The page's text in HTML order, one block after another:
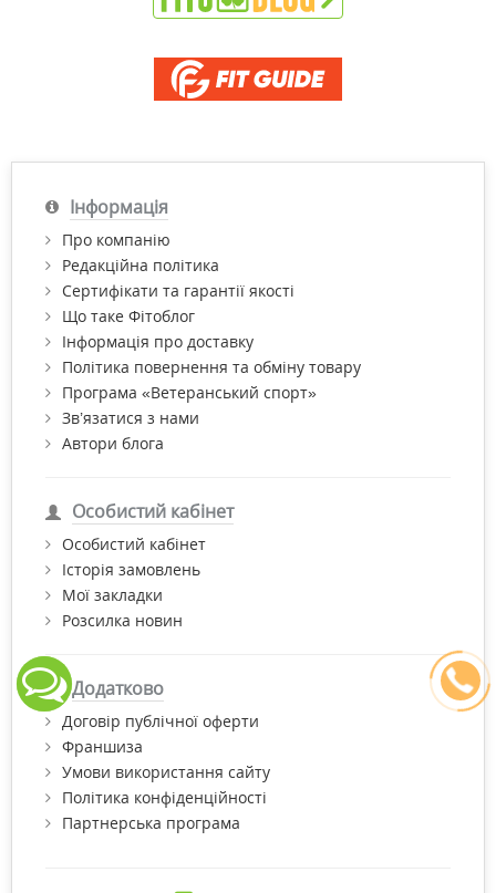
Інформація
Про компанію
Редакційна політика
Сертифікати та гарантії якості
Що таке Фітоблог
Інформація про доставку
Політика повернення та обміну товару
Програма «Ветеранський спорт»
Зв’язатися з нами
Автори блога
Особистий кабінет
Особистий кабінет
Історія замовлень
Мої закладки
Розсилка новин
Додатково
Договір публічної оферти
Франшиза
Умови використання сайту
Політика конфіденційності
Партнерська програма